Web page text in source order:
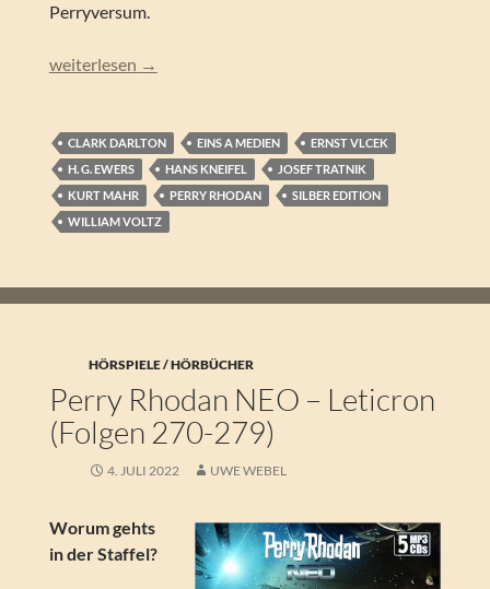
Perryversum.
Perry Rhodan – Schach der Finsternis (Silber Edition 73)
weiterlesen →
CLARK DARLTON EINS A MEDIEN
ERNST VLCEK
H. G. EWERS
HANS KNEIFEL
JOSEF TRATNIK
KURT MAHR
PERRY RHODAN
SILBER EDITION
WILLIAM VOLTZ
HÖRSPIELE / HÖRBÜCHER
Perry Rhodan NEO – Leticron
(Folgen 270-279)
4. JULI 2022 UWE WEBEL
Worum gehts
in der Staffel?